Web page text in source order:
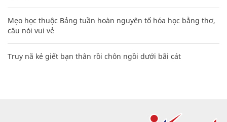
Mẹo học thuộc Bảng tuần hoàn nguyên tố hóa học bằng thơ,
câu nói vui vẻ
Truy nã kẻ giết bạn thân rồi chôn ngồi dưới bãi cát